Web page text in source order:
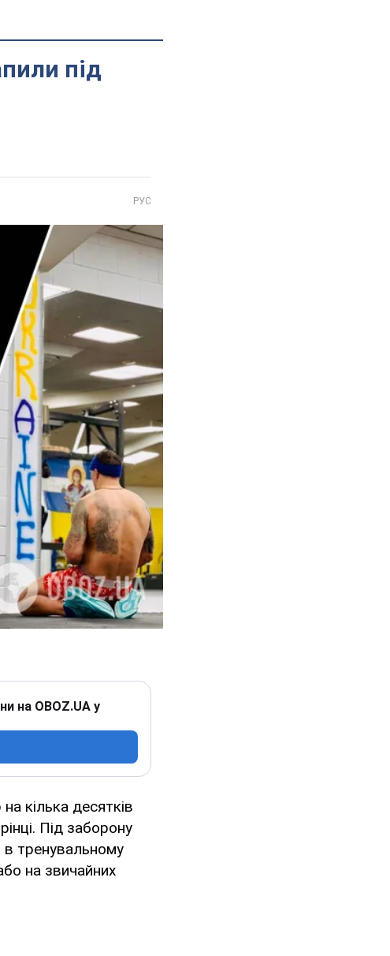
під
РУС
на OBOZ.UA у
кілька десятків
Під заборону
в тренувальному
на звичайних